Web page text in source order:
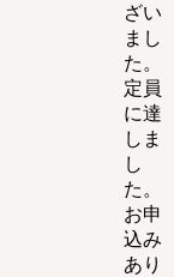
ざい
まし
た。
定員
に達
しま
し
た。
お申
込み
あり